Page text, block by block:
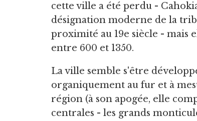
cette ville a été perdu -
désignation moderne de la
proximité au 19e siècle - mais
entre 600 et 1350.
La ville semble s'être
organiquement au fur et à
région (à son apogée, elle
centrales - les grands